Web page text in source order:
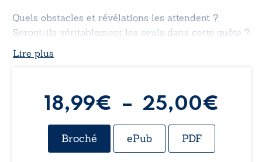
Quels obstacles et révélations les attendent ?
Seront-ils véritablement les seuls dans cette quête ?
Lire plus
18,99€ – 25,00€
Broché ePub PDF